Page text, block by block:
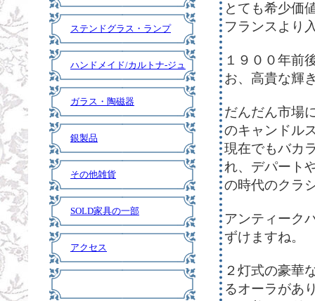
ステンドグラス・ランプ
ハンドメイド/カルトナ-ジュ
ガラス・陶磁器
銀製品
その他雑貨
SOLD家具の一部
アクセス
とても希少価
フランスより
１９００年前
お、高貴な輝
だんだん市場
のキャンドル
現在でもバカ
れ、デパート
の時代のクラ
アンティーク
ずけますね。
２灯式の豪華
るオーラがあ